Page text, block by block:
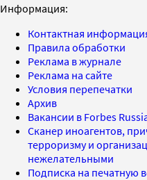
Информация:
Контактная
Правила обработки
Реклама в журнале
Реклама на сайте
Условия перепечатки
Архив
Вакансии в Forbes
Сканер иноагентов,
терроризму и
нежелательными
Подписка на печатную